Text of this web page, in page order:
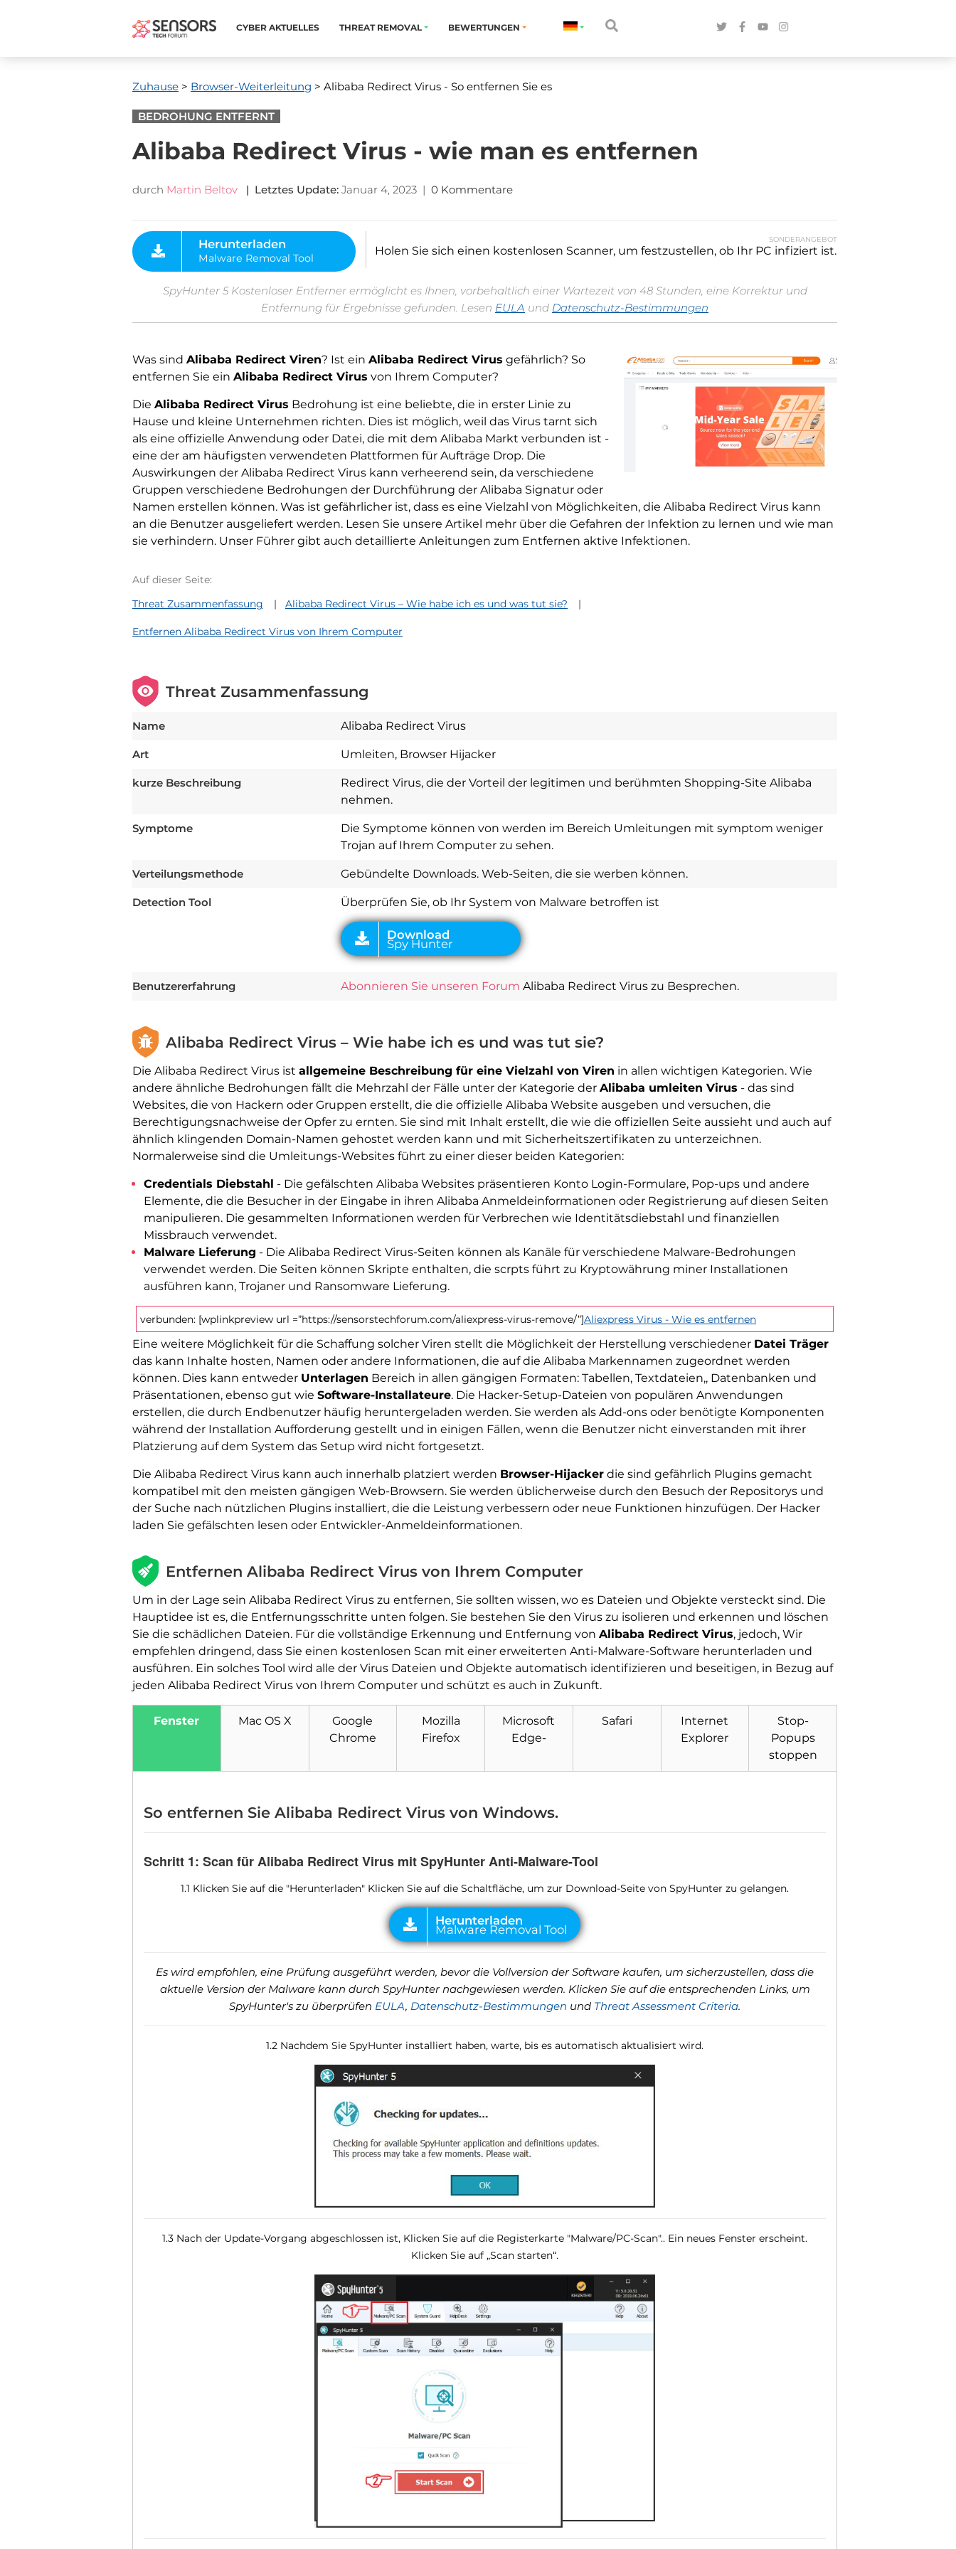
CYBER ​​AKTUELLES THREAT REMOVAL BEWERTUNGEN
Zuhause > Browser-Weiterleitung > Alibaba Redirect Virus - So entfernen Sie es
BEDROHUNG ENTFERNT
Alibaba Redirect Virus - wie man es entfernen
durch Martin Beltov | Letztes Update: Januar 4, 2023 | 0 Kommentare
SONDERANGEBOT
Malware Removal Tool
Holen Sie sich einen kostenlosen Scanner, um festzustellen, ob Ihr PC infiziert ist.
SpyHunter 5 Kostenloser Entferner ermöglicht es Ihnen, vorbehaltlich einer Wartezeit von 48 Stunden, eine Korrektur und
Entfernung für Ergebnisse gefunden. Lesen EULA und Datenschutz-Bestimmungen
Was sind Alibaba Redirect Viren? Ist ein Alibaba Redirect Virus gefährlich? So
entfernen Sie ein Alibaba Redirect Virus von Ihrem Computer?
Die Alibaba Redirect Virus Bedrohung ist eine beliebte, die in erster Linie zu
Hause und kleine Unternehmen richten. Dies ist möglich, weil das Virus tarnt sich
als eine offizielle Anwendung oder Datei, die mit dem Alibaba Markt verbunden ist -
eine der am häufigsten verwendeten Plattformen für Aufträge Drop. Die
Auswirkungen der Alibaba Redirect Virus kann verheerend sein, da verschiedene
Gruppen verschiedene Bedrohungen der Durchführung der Alibaba Signatur oder
Namen erstellen können. Was ist gefährlicher ist, dass es eine Vielzahl von Möglichkeiten, die Alibaba Redirect Virus kann
an die Benutzer ausgeliefert werden. Lesen Sie unsere Artikel mehr über die Gefahren der Infektion zu lernen und wie man
sie verhindern. Unser Führer gibt auch detaillierte Anleitungen zum Entfernen aktive Infektionen.
Auf dieser Seite:
Threat Zusammenfassung
Alibaba Redirect Virus – Wie habe ich es und was tut sie?
Entfernen Alibaba Redirect Virus von Ihrem Computer
Threat Zusammenfassung
Name Alibaba Redirect Virus
Art Umleiten, Browser Hijacker
kurze Beschreibung
Redirect Virus, die der Vorteil der legitimen und berühmten Shopping-Site Alibaba
nehmen.
Symptome
Die Symptome können von werden im Bereich Umleitungen mit symptom weniger
Trojan auf Ihrem Computer zu sehen.
Verteilungsmethode Gebündelte Downloads. Web-Seiten, die sie werben können.
Detection Tool Überprüfen Sie, ob Ihr System von Malware betroffen ist
Download
Benutzererfahrung Abonnieren Sie unseren Forum Alibaba Redirect Virus zu Besprechen.
Alibaba Redirect Virus – Wie habe ich es und was tut sie?
Die Alibaba Redirect Virus ist allgemeine Beschreibung für eine Vielzahl von Viren in allen wichtigen Kategorien. Wie
andere ähnliche Bedrohungen fällt die Mehrzahl der Fälle unter der Kategorie der Alibaba umleiten Virus - das sind
Websites, die von Hackern oder Gruppen erstellt, die die offizielle Alibaba Website ausgeben und versuchen, die
Berechtigungsnachweise der Opfer zu ernten. Sie sind mit Inhalt erstellt, die wie die offiziellen Seite aussieht und auch auf
ähnlich klingenden Domain-Namen gehostet werden kann und mit Sicherheitszertifikaten zu unterzeichnen.
Normalerweise sind die Umleitungs-Websites führt zu einer dieser beiden Kategorien:
Credentials Diebstahl - Die gefälschten Alibaba Websites präsentieren Konto Login-Formulare, Pop-ups und andere
Elemente, die die Besucher in der Eingabe in ihren Alibaba Anmeldeinformationen oder Registrierung auf diesen Seiten
manipulieren. Die gesammelten Informationen werden für Verbrechen wie Identitätsdiebstahl und finanziellen
Missbrauch verwendet.
Malware Lieferung - Die Alibaba Redirect Virus-Seiten können als Kanäle für verschiedene Malware-Bedrohungen
verwendet werden. Die Seiten können Skripte enthalten, die scrpts führt zu Kryptowährung miner Installationen
ausführen kann, Trojaner und Ransomware Lieferung.
verbunden: [wplinkpreview url =”https://sensorstechforum.com/aliexpress-virus-remove/”]Aliexpress Virus - Wie es entfernen
Eine weitere Möglichkeit für die Schaffung solcher Viren stellt die Möglichkeit der Herstellung verschiedener Datei Träger
das kann Inhalte hosten, Namen oder andere Informationen, die auf die Alibaba Markennamen zugeordnet werden
können. Dies kann entweder Unterlagen Bereich in allen gängigen Formaten: Tabellen, Textdateien,, Datenbanken und
Präsentationen, ebenso gut wie Software-Installateure. Die Hacker-Setup-Dateien von populären Anwendungen
erstellen, die durch Endbenutzer häufig heruntergeladen werden. Sie werden als Add-ons oder benötigte Komponenten
während der Installation Aufforderung gestellt und in einigen Fällen, wenn die Benutzer nicht einverstanden mit ihrer
Platzierung auf dem System das Setup wird nicht fortgesetzt.
Die Alibaba Redirect Virus kann auch innerhalb platziert werden Browser-Hijacker die sind gefährlich Plugins gemacht
kompatibel mit den meisten gängigen Web-Browsern. Sie werden üblicherweise durch den Besuch der Repositorys und
der Suche nach nützlichen Plugins installiert, die die Leistung verbessern oder neue Funktionen hinzufügen. Der Hacker
laden Sie gefälschten lesen oder Entwickler-Anmeldeinformationen.
Entfernen Alibaba Redirect Virus von Ihrem Computer
Um in der Lage sein Alibaba Redirect Virus zu entfernen, Sie sollten wissen, wo es Dateien und Objekte versteckt sind. Die
Hauptidee ist es, die Entfernungsschritte unten folgen. Sie bestehen Sie den Virus zu isolieren und erkennen und löschen
Sie die schädlichen Dateien. Für die vollständige Erkennung und Entfernung von Alibaba Redirect Virus, jedoch, Wir
empfehlen dringend, dass Sie einen kostenlosen Scan mit einer erweiterten Anti-Malware-Software herunterladen und
ausführen. Ein solches Tool wird alle der Virus Dateien und Objekte automatisch identifizieren und beseitigen, in Bezug auf
jeden Alibaba Redirect Virus von Ihrem Computer und schützt es auch in Zukunft.
Fenster Mac OS X
Google
Chrome
Mozilla
Firefox
Microsoft
Edge-
Safari
Internet
Explorer
Stop-
Popups
stoppen
So entfernen Sie Alibaba Redirect Virus von Windows.
Schritt 1: Scan für Alibaba Redirect Virus mit SpyHunter Anti-Malware-Tool
1.1 Klicken Sie auf die "Herunterladen" Klicken Sie auf die Schaltfläche, um zur Download-Seite von SpyHunter zu gelangen.
Herunterladen
Es wird empfohlen, eine Prüfung ausgeführt werden, bevor die Vollversion der Software kaufen, um sicherzustellen, dass die
aktuelle Version der Malware kann durch SpyHunter nachgewiesen werden. Klicken Sie auf die entsprechenden Links, um
SpyHunter's zu überprüfen EULA, Datenschutz-Bestimmungen und Threat Assessment Criteria.
1.2 Nachdem Sie SpyHunter installiert haben, warte, bis es automatisch aktualisiert wird.
1.3 Nach der Update-Vorgang abgeschlossen ist, Klicken Sie auf die Registerkarte "Malware/PC-Scan".. Ein neues Fenster erscheint.
Klicken Sie auf „Scan starten“.